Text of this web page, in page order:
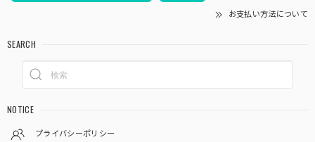
お支払い方法について
SEARCH
NOTICE
プライバシーポリシー